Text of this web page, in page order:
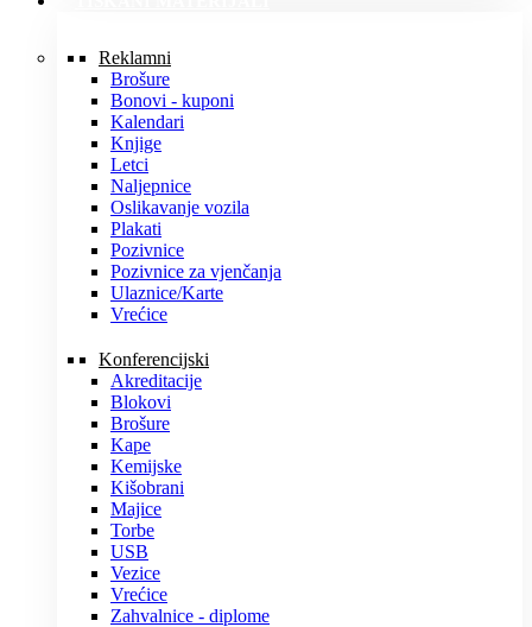
Reklamni
Brošure
Bonovi - kuponi
Kalendari
Knjige
Letci
Naljepnice
Oslikavanje vozila
Plakati
Pozivnice
Pozivnice za vjenčanja
Ulaznice/Karte
Vrećice
Konferencijski
Akreditacije
Blokovi
Brošure
Kape
Kemijske
Kišobrani
Majice
Torbe
USB
Vezice
Vrećice
Zahvalnice - diplome